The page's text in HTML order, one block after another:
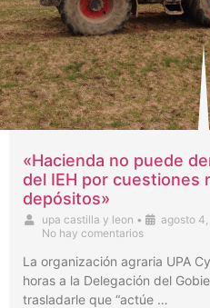
«Hacienda no puede
del IEH por cuestiones
depósitos»
upa castilla y leon • agosto
No hay comentarios
La organización agraria UPA
horas a la Delegación del
trasladarle que “actúe …